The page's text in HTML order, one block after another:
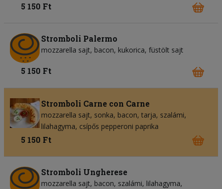
5 150 Ft
Stromboli Palermo
mozzarella sajt bacon kukorica füstölt sajt
5 150 Ft
Stromboli Carne con Carne
mozzarella sajt sonka bacon tarja szalámi
lilahagyma csípős pepperoni paprika
5 150 Ft
Stromboli Ungherese
mozzarella sajt bacon szalámi lilahagyma